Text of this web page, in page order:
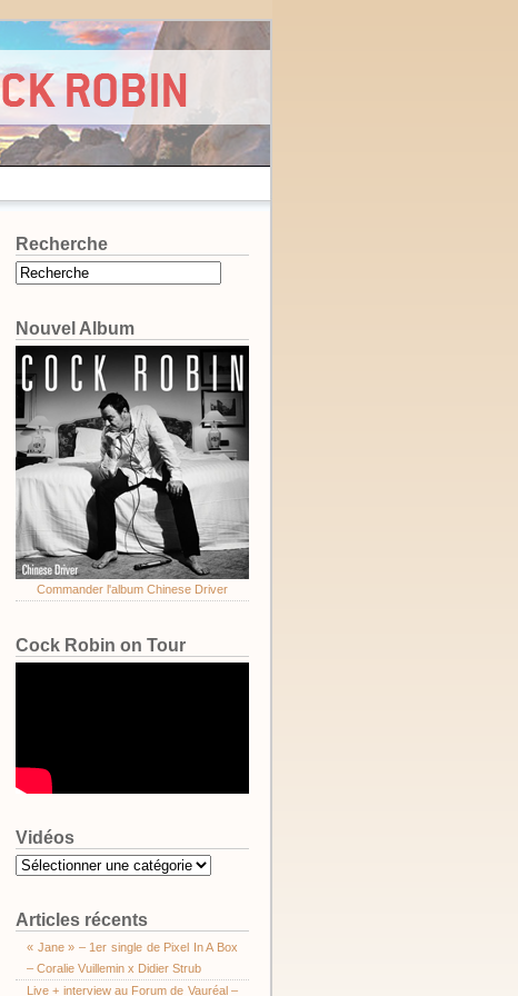
Recherche
Nouvel Album
Commander l'album Chinese Driver
Cock Robin on Tour
Vidéos
Vidéos
Articles récents
« Jane » – 1er single de Pixel In A Box
– Coralie Vuillemin x Didier Strub
Live + interview au Forum de Vauréal –